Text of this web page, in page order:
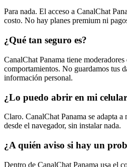
Para nada. El acceso a CanalChat
costo. No hay planes premium ni
¿Qué tan seguro es?
CanalChat Panama tiene
comportamientos. No guardamos tus
información personal.
¿Lo puedo abrir en mi
Claro. CanalChat Panama se adapta
desde el navegador, sin instalar nada.
¿A quién aviso si hay un
Dentro de CanalChat Panama usa el